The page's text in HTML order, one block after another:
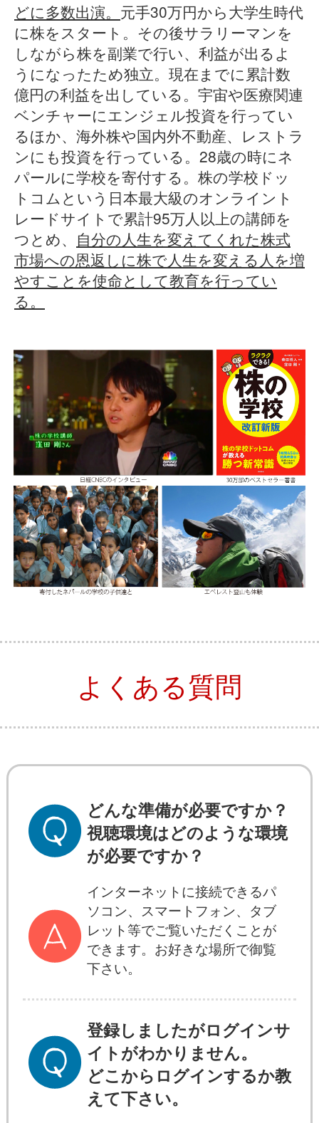
どに多数出演。 元手30万円から大学生時代
に株をスタート。その後サラリーマンを
しながら株を副業で行い、利益が出るよ
うになったため独立。現在までに累計数
億円の利益を出している。宇宙や医療関連
ベンチャーにエンジェル投資を行ってい
るほか、海外株や国内外不動産、レストラ
ンにも投資を行っている。28歳の時にネ
パールに学校を寄付する。株の学校ドッ
トコムという日本最大級のオンライント
レードサイトで累計95万人以上の講師を
つとめ、 自分の人生を変えてくれた株式
市場への恩返しに株で人生を変える人を増
やすことを使命として教育を行ってい
る。
よくある質問
どんな準備が必要ですか？
視聴環境はどのような環境
が必要ですか？
インターネットに接続できるパ
ソコン、スマートフォン、タブ
レット等でご覧いただくことが
できます。お好きな場所で御覧
下さい。
登録しましたがログインサ
イトがわかりません。
どこからログインするか教
えて下さい。